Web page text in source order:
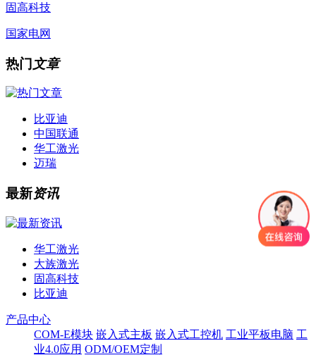
固高科技
国家电网
热门文章
比亚迪
中国联通
华工激光
迈瑞
最新资讯
华工激光
大族激光
固高科技
比亚迪
产品中心
COM-E模块 嵌入式主板 嵌入式工控机 工业平板电脑 工
业4.0应用 ODM/OEM定制